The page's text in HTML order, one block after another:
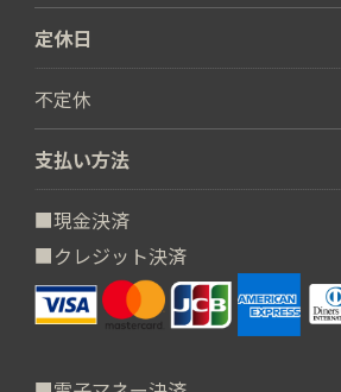
定休日
不定休
支払い方法
■現金決済
■クレジット決済